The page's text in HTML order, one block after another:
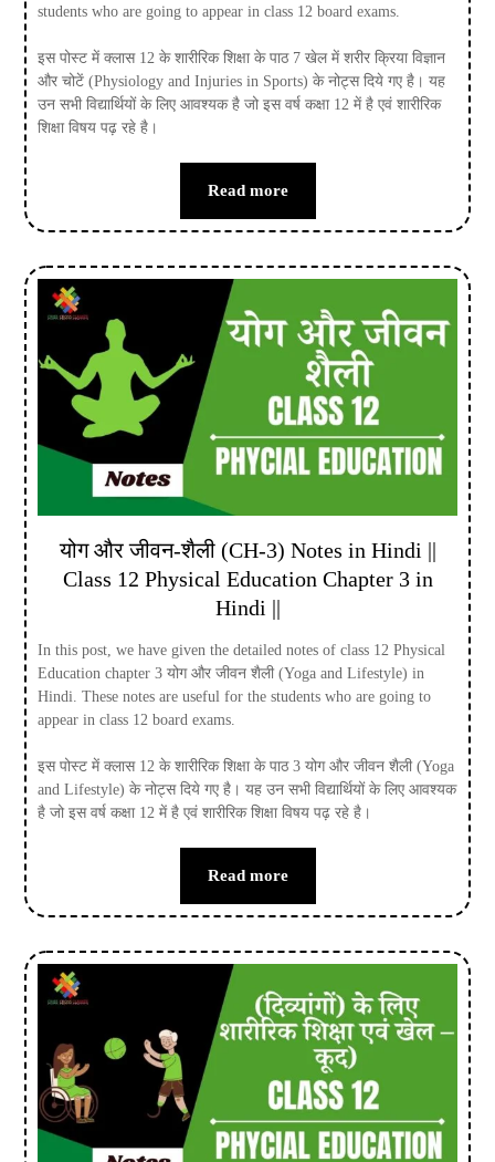
students who are going to appear in class 12 board exams.
इस पोस्ट में क्लास 12 के शारीरिक शिक्षा के पाठ 7 खेल में शरीर क्रिया विज्ञान
और चोटें (Physiology and Injuries in Sports) के नोट्स दिये गए है। यह
उन सभी विद्यार्थियों के लिए आवश्यक है जो इस वर्ष कक्षा 12 में है एवं शारीरिक
शिक्षा विषय पढ़ रहे है।
Read more
योग और जीवन-शैली (CH-3) Notes in Hindi ||
Class 12 Physical Education Chapter 3 in
Hindi ||
In this post, we have given the detailed notes of class 12 Physical
Education chapter 3 योग और जीवन शैली (Yoga and Lifestyle) in
Hindi. These notes are useful for the students who are going to
appear in class 12 board exams.
इस पोस्ट में क्लास 12 के शारीरिक शिक्षा के पाठ 3 योग और जीवन शैली (Yoga
and Lifestyle) के नोट्स दिये गए है। यह उन सभी विद्यार्थियों के लिए आवश्यक
है जो इस वर्ष कक्षा 12 में है एवं शारीरिक शिक्षा विषय पढ़ रहे है।
Read more